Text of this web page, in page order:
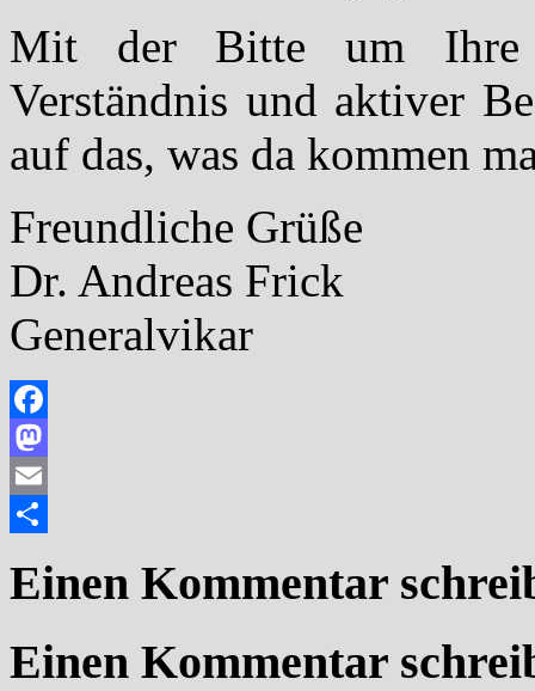
Mit der Bitte um Ihre
Verständnis und aktiver
auf das, was da kommen
Freundliche Grüße
Dr. Andreas Frick
Generalvikar
Facebook
Mastodon
Email
Einen Kommentar
Einen Kommentar